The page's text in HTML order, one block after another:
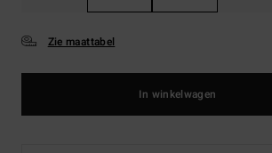
Zie maattabel
In winkelwagen